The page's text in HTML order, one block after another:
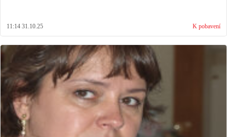
11:14 31.10.25 K pobavení